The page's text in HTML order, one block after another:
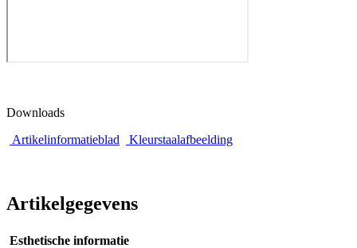
Downloads
Artikelinformatieblad
Kleurstaalafbeelding
Artikelgegevens
Esthetische informatie